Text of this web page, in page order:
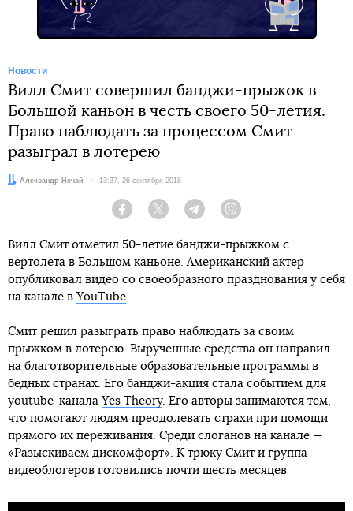
Новости
Вилл Смит совершил банджи-прыжок в
Большой каньон в честь своего 50-летия.
Право наблюдать за процессом Смит
разыграл в лотерею
Автор:
Александр Нечай Дата:
13:37, 26 сентября 2018
Facebook Twitter Telegram
Вилл Смит отметил 50-летие банджи-прыжком с
вертолета в Большом каньоне. Американский актер
опубликовал видео со своеобразного празднования у себя
на канале в YouTube.
Смит решил разыграть право наблюдать за своим
прыжком в лотерею. Вырученные средства он направил
на благотворительные образовательные программы в
бедных странах. Его банджи-акция стала событием для
youtube-канала Yes Theory. Его авторы занимаются тем,
что помогают людям преодолевать страхи при помощи
прямого их переживания. Среди слоганов на канале —
«Разыскиваем дискомфорт». К трюку Смит и группа
видеоблогеров готовились почти шесть месяцев